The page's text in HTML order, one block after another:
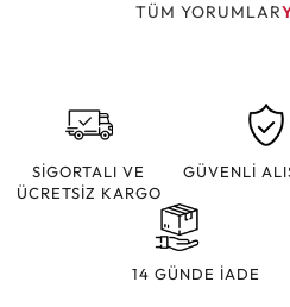
TÜM YORUMLAR
SİGORTALI VE
ÜCRETSİZ KARGO
GÜVENLİ
14 GÜNDE İADE